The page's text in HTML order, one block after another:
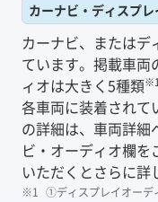
カーナビ・ディスプ
カーナビ、または
ています。掲載車
ィオは大きく5種類※1
各車両に装着されて
の詳細は、車両詳細
ビ・オーディオ欄
いただくとさらに詳
①ディスプレイオーデ